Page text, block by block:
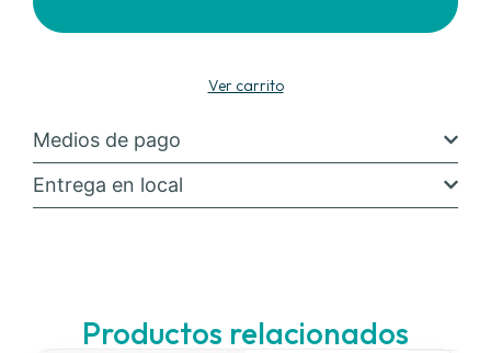
Ver carrito
Medios de pago
Entrega en local
Productos relacionados